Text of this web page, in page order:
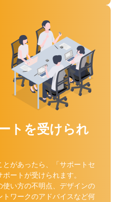
トを受けられ
とがあったら、「サポートセ
ートが受けられます。
使い方の不明点、デザインの
トワークのアドバイスなど何